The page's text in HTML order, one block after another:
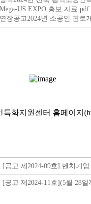
US EXPO 홍보 자료.pdf
공고2024년 소공인 판로개척해외 지원사업 모
화지원센터 홈페이지